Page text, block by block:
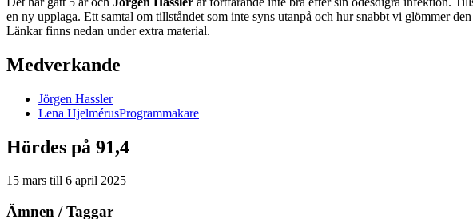
en ny upplaga. Ett samtal om tillståndet som inte syns utanpå och hur snabbt vi glömmer
Länkar finns nedan under extra material.
Medverkande
Jörgen Hassler
Lena HjelmérusProgrammakare
Hördes på 91,4
15 mars till 6 april 2025
Ämnen / Taggar